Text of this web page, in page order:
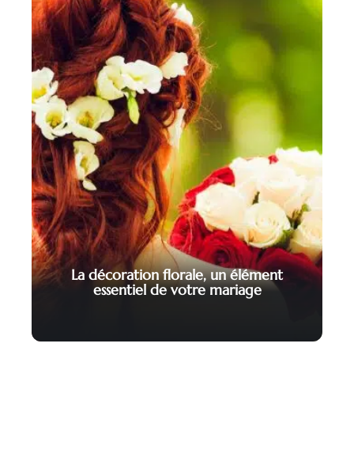
La décoration florale, un élément
essentiel de votre mariage